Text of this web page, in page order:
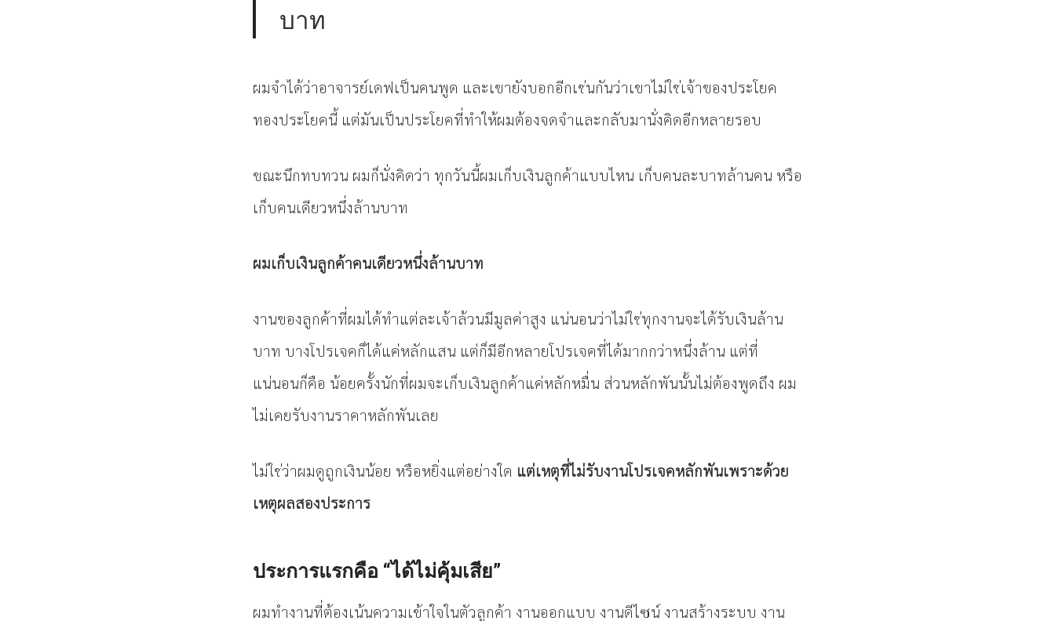
บาท
ผมจำได้ว่าอาจารย์เดฟเป็นคนพูด และเขายังบอกอีกเช่นกันว่าเขาไม่ใช่เจ้าของประโยค
ทองประโยคนี้ แต่มันเป็นประโยคที่ทำให้ผมต้องจดจำและกลับมานั่งคิดอีกหลายรอบ
ขณะนึกทบทวน ผมก็นั่งคิดว่า ทุกวันนี้ผมเก็บเงินลูกค้าแบบไหน เก็บคนละบาทล้านคน หรือ
เก็บคนเดียวหนึ่งล้านบาท
ผมเก็บเงินลูกค้าคนเดียวหนึ่งล้านบาท
งานของลูกค้าที่ผมได้ทำแต่ละเจ้าล้วนมีมูลค่าสูง แน่นอนว่าไม่ใช่ทุกงานจะได้รับเงินล้าน
บาท บางโปรเจคก็ได้แค่หลักแสน แต่ก็มีอีกหลายโปรเจคที่ได้มากกว่าหนึ่งล้าน แต่ที่
แน่นอนก็คือ น้อยครั้งนักที่ผมจะเก็บเงินลูกค้าแค่หลักหมื่น ส่วนหลักพันนั้นไม่ต้องพูดถึง ผม
ไม่เคยรับงานราคาหลักพันเลย
ไม่ใช่ว่าผมดูถูกเงินน้อย หรือหยิ่งแต่อย่างใด แต่เหตุที่ไม่รับงานโปรเจคหลักพันเพราะด้วย
เหตุผลสองประการ
ประการแรกคือ “ได้ไม่คุ้มเสีย”
ผมทำงานที่ต้องเน้นความเข้าใจในตัวลูกค้า งานออกแบบ งานดีไซน์ งานสร้างระบบ งาน